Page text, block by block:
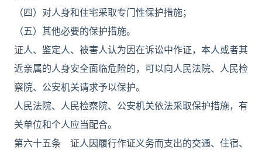
（四）对人身和住宅采取专门性保护措施；
（五）其他必要的保护措施。
证人、鉴定人、被害人认为因在诉讼中作证，本人或者其
近亲属的人身安全面临危险的，可以向人民法院、人民检
察院、公安机关请求予以保护。
人民法院、人民检察院、公安机关依法采取保护措施，有
关单位和个人应当配合。
第六十五条 证人因履行作证义务而支出的交通、住宿、